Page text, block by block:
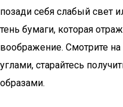
позади себя слабый свет
тень бумаги, которая
воображение. Смотрите
углами, старайтесь
образами.